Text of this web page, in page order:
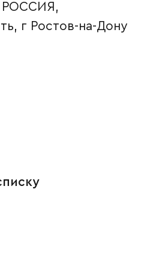
РОССИЯ,
г Ростов-на-Дону